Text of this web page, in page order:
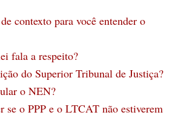
contexto para você entender o
fala a respeito?
do Superior Tribunal de Justiça?
o NEN?
se o PPP e o LTCAT não estiverem